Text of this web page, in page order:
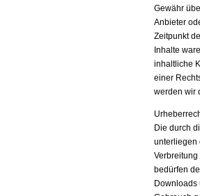
Gewähr
Anbieter
Zeitpunkt
Inhalte
inhaltliche
einer
werden wir
Die durch
unterliegen
bedürfen
Downloads